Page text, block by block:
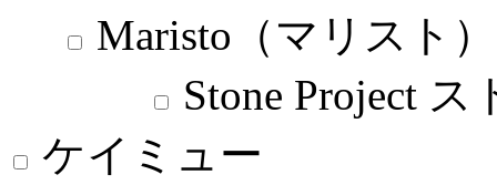
Maristo（マリスト）
Stone Project
ケイミュー